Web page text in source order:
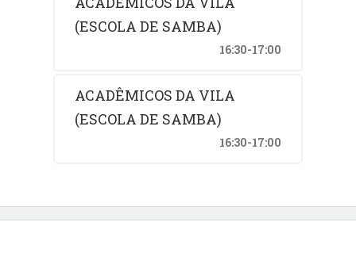
(ESCOLA DE SAMBA)
16:30-17:00
ACADÊMICOS DA VILA
(ESCOLA DE SAMBA)
16:30-17:00